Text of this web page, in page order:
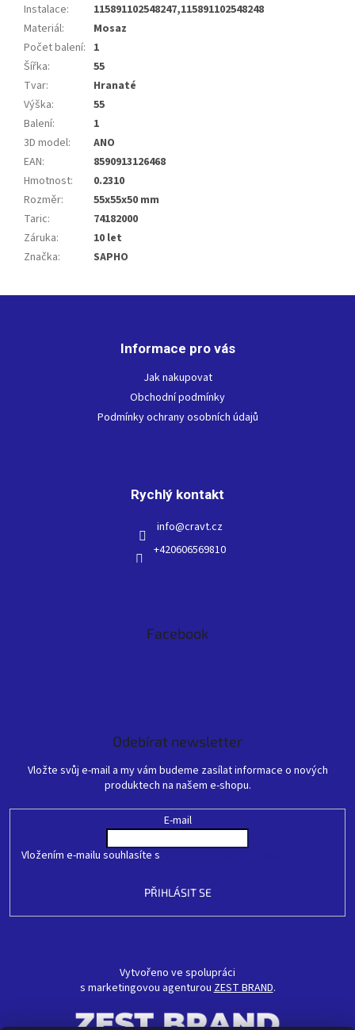
Instalace:
115891102548247,115891102548248
Materiál:
Mosaz
Počet balení: 1
Šířka:
55
Tvar:
Hranaté
Výška:
55
Balení:
1
3D model:
ANO
EAN:
8590913126468
Hmotnost:
0.2310
Rozměr:
55x55x50 mm
Taric:
74182000
Záruka:
10 let
Značka: SAPHO
Informace pro vás
Jak nakupovat
Obchodní podmínky
Podmínky ochrany osobních údajů
Rychlý kontakt
info@cravt.cz
+420606569810
Facebook
Odebírat newsletter
Vložte svůj e-mail a my vám budeme zasílat informace o nových
produktech na našem e-shopu.
E-mail
Vložením e-mailu souhlasíte s
PŘIHLÁSIT SE
Vytvořeno ve spolupráci
s marketingovou agenturou ZEST BRAND.